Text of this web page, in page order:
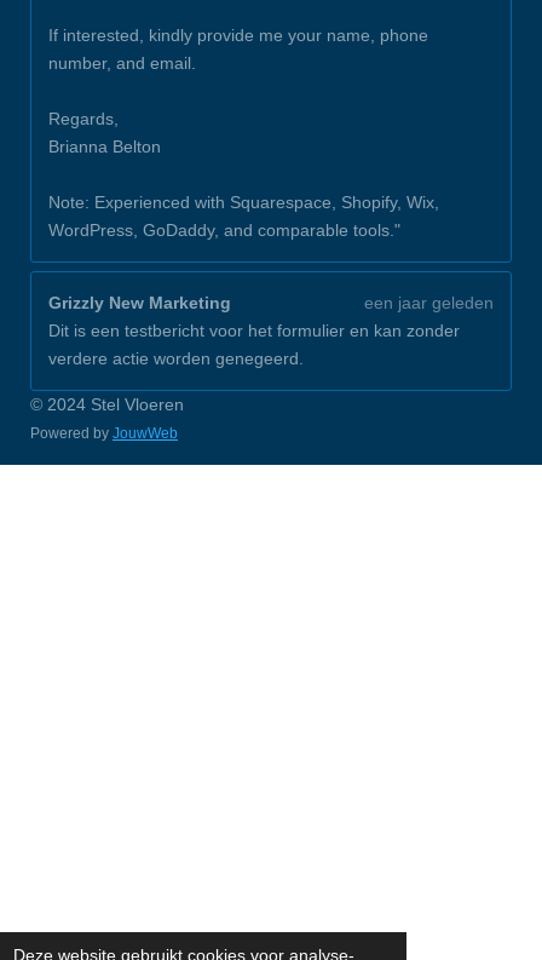
Deze website gebruikt cookies voor analyse-
If interested, kindly provide me your name, phone
number, and email.
Regards,
Brianna Belton
Note: Experienced with Squarespace, Shopify, Wix,
WordPress, GoDaddy, and comparable tools."
Grizzly New Marketing
een jaar geleden
Dit is een testbericht voor het formulier en kan zonder
verdere actie worden genegeerd.
© 2024 Stel Vloeren
Powered by JouwWeb